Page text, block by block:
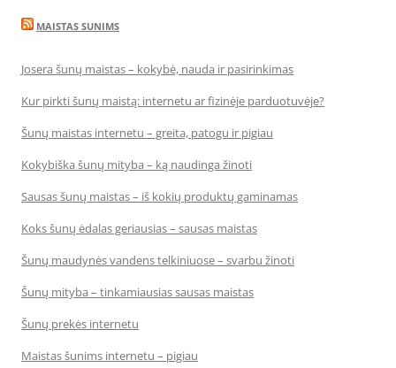
MAISTAS SUNIMS
Josera šunų maistas – kokybė, nauda ir pasirinkimas
Kur pirkti šunų maistą: internetu ar fizinėje parduotuvėje?
Šunų maistas internetu – greita, patogu ir pigiau
Kokybiška šunų mityba – ką naudinga žinoti
Sausas šunų maistas – iš kokių produktų gaminamas
Koks šunų ėdalas geriausias – sausas maistas
Šunų maudynės vandens telkiniuose – svarbu žinoti
Šunų mityba – tinkamiausias sausas maistas
Šunų prekės internetu
Maistas šunims internetu – pigiau